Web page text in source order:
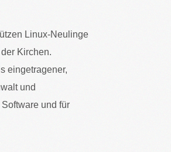
Linux-Neulinge
Kirchen.
eingetragener,
und
und für